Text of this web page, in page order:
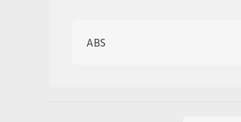
asistent rozjezdu do kopce (HSA)
ABS